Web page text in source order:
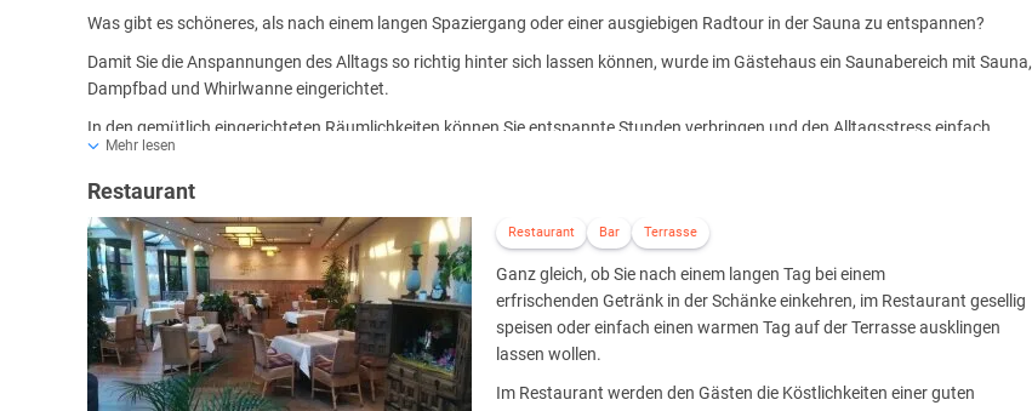
Was gibt es schöneres, als nach einem langen Spaziergang oder einer ausgiebigen Radtour in der Sauna zu entspannen?
Damit Sie die Anspannungen des Alltags so richtig hinter sich lassen können, wurde im Gästehaus ein Saunabereich mit Sauna,
Dampfbad und Whirlwanne eingerichtet.
In den gemütlich eingerichteten Räumlichkeiten können Sie entspannte Stunden verbringen und den Alltagsstress einfach
wegspülen.
Mehr lesen
Restaurant
Restaurant Bar Terrasse
Ganz gleich, ob Sie nach einem langen Tag bei einem
erfrischenden Getränk in der Schänke einkehren, im Restaurant gesellig
speisen oder einfach einen warmen Tag auf der Terrasse ausklingen
lassen wollen.
Im Restaurant werden den Gästen die Köstlichkeiten einer guten